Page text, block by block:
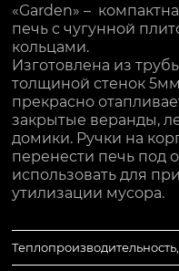
«Garden» –
печь с чугунной
кольцами.
Изготовлена из
толщиной стенок
прекрасно
закрытые веранды,
домики. Ручки на
перенести печь под
использовать для
утилизации мусора.